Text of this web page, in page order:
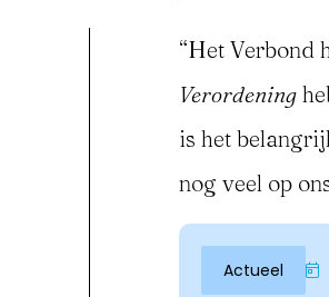
“Het Verbond
Verordening
is het
nog veel op
Actueel